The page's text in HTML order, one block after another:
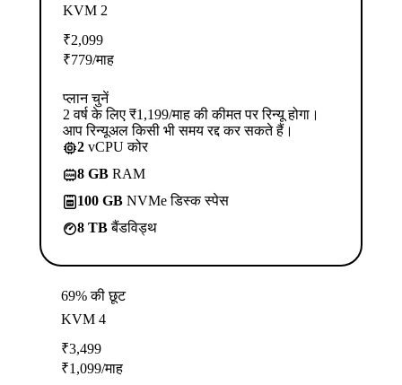
KVM 2
₹2,099
₹779/माह
प्लान चुनें
2 वर्ष के लिए ₹1,199/माह की कीमत पर रिन्यू होगा।
आप रिन्यूअल किसी भी समय रद्द कर सकते हैं।
2 vCPU कोर
8 GB RAM
100 GB NVMe डिस्क स्पेस
8 TBबैंडविड्थ
69% की छूट
KVM 4
₹3,499
₹1,099/माह